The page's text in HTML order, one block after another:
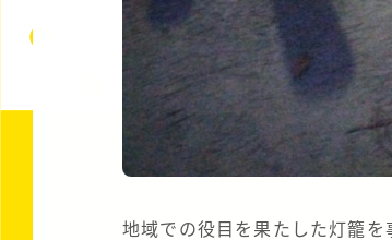
地域での役目を果たした灯籠